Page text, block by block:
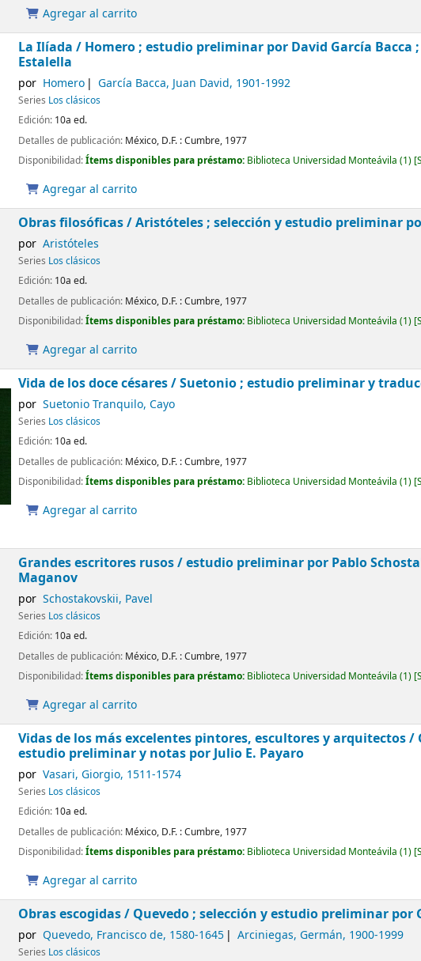
Agregar al carrito
La Ilíada / Homero ; estudio preliminar por David García Bacca
Estalella
por Homero García Bacca, Juan David, 1901-1992
Series Los clásicos
Edición: 10a ed.
Detalles de publicación: México, D.F. :Cumbre, 1977
Disponibilidad:Ítems disponibles para préstamo: Biblioteca Universidad Monteávila (1)
Agregar al carrito
Obras filosóficas /Aristóteles ; selección y estudio preliminar
por Aristóteles
Series Los clásicos
Edición: 10a ed.
Detalles de publicación: México, D.F. :Cumbre, 1977
Disponibilidad:Ítems disponibles para préstamo: Biblioteca Universidad Monteávila (1)
Agregar al carrito
Vida de los doce césares /Suetonio ; estudio preliminar y
por Suetonio Tranquilo, Cayo
Series Los clásicos
Edición: 10a ed.
Detalles de publicación: México, D.F. :Cumbre, 1977
Disponibilidad:Ítems disponibles para préstamo: Biblioteca Universidad Monteávila (1)
Agregar al carrito
Grandes escritores rusos /estudio preliminar por Pablo
Maganov
por Schostakovskii, Pavel
Series Los clásicos
Edición: 10a ed.
Detalles de publicación: México, D.F. :Cumbre, 1977
Disponibilidad:Ítems disponibles para préstamo: Biblioteca Universidad Monteávila (1)
Agregar al carrito
Vidas de los más excelentes pintores, escultores y arquitectos /
estudio preliminar y notas por Julio E. Payaro
por Vasari, Giorgio, 1511-1574
Series Los clásicos
Edición: 10a ed.
Detalles de publicación: México, D.F. :Cumbre, 1977
Disponibilidad:Ítems disponibles para préstamo: Biblioteca Universidad Monteávila (1)
Agregar al carrito
Obras escogidas / Quevedo ; selección y estudio preliminar por
por Quevedo, Francisco de, 1580-1645 Arciniegas, Germán, 1900-1999
Series Los clásicos